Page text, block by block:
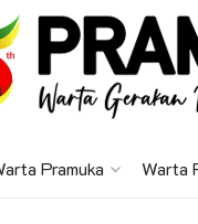
Pramuka Warta